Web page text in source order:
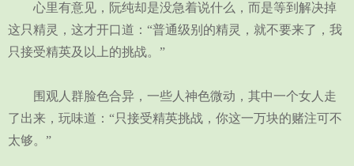
心里有意见，阮纯却是没急着说什么，而是等到解决掉
这只精灵，这才开口道：“普通级别的精灵，就不要来了，我
只接受精英及以上的挑战。”
围观人群脸色合异，一些人神色微动，其中一个女人走
了出来，玩味道：“只接受精英挑战，你这一万块的赌注可不
太够。”